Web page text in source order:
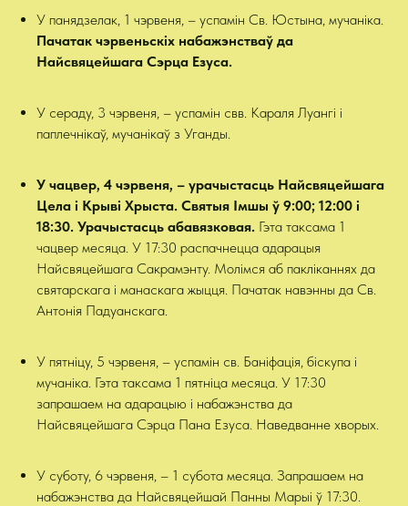
У панядзелак, 1 чэрвеня, – успамін Св. Юстына, мучаніка.
Пачатак чэрвеньскіх набажэнстваў да
Найсвяцейшага Сэрца Езуса.
У сераду, 3 чэрвеня, – успамін свв. Караля Луангі і
паплечнікаў, мучанікаў з Уганды.
У чацвер, 4 чэрвеня, – урачыстасць Найсвяцейшага
Цела і Крыві Хрыста. Святыя Імшы ў 9:00; 12:00 і
18:30. Урачыстасць абавязковая. Гэта таксама 1
чацвер месяца. У 17:30 распачнецца адарацыя
Найсвяцейшага Сакрамэнту. Молімся аб пакліканнях да
святарскага і манаскага жыцця. Пачатак навэнны да Св.
Антонія Падуанскага.
У пятніцу, 5 чэрвеня, – успамін св. Баніфація, біскупа і
мучаніка. Гэта таксама 1 пятніца месяца. У 17:30
запрашаем на адарацыю і набажэнства да
Найсвяцейшага Сэрца Пана Езуса. Наведванне хворых.
У суботу, 6 чэрвеня, – 1 субота месяца. Запрашаем на
набажэнства да Найсвяцейшай Панны Марыі ў 17:30.